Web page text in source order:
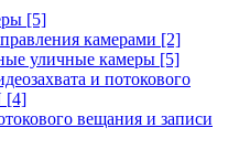
[5]
камерами [2]
уличные камеры [5]
и потокового
[4]
вещания и записи